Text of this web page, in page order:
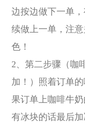
边按边做下一单
续做上一单，注
色！
2、第二步骤（咖
加！）照着订单
果订单上咖啡牛
有冰块的话最后